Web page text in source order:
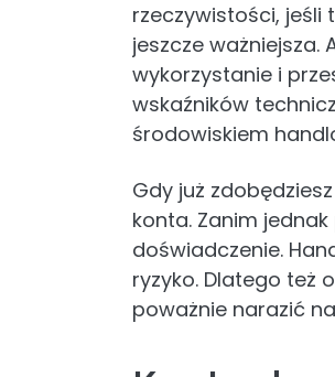
rzeczywistości, jeśli
jeszcze ważniejsza.
wykorzystanie i
wskaźników
środowiskiem
Gdy już
konta. Zanim
doświadczenie.
ryzyko. Dlatego też
poważnie narazić